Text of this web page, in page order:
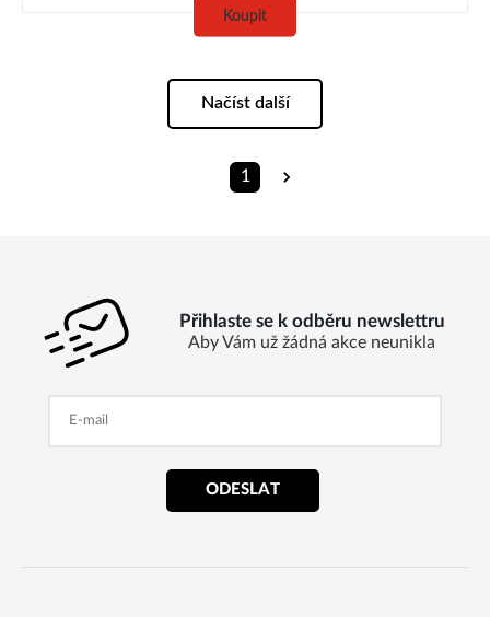
Koupit
Načíst další
1
Přihlaste se k odběru newslettru
Aby Vám už žádná akce neunikla
ODESLAT